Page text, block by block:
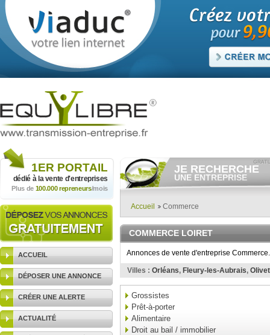
1ER PORTAIL
dédié à la vente d'entreprises
Plus de 100.000 repreneurs/mois
ACCUEIL
DÉPOSER UNE ANNONCE
CRÉER UNE ALERTE
ACTUALITÉ
JE RECHERCHE
UNE ENTREPRISE
Consulter gratuitementles
vendre.
Et/ou déposer
votre recherche d'entreprise.
RECHERCHER UNE
ANNONCE
Accueil Commerce
COMMERCE LOIRET
Annonces de vente d'entreprise
Villes : Orléans, Fleury-les-Aubrais, Olivet
Grossistes
Prêt-à-porter
Alimentaire
Droit au bail / immobilier